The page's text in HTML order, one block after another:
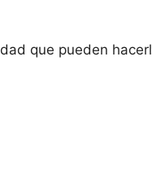
que pueden